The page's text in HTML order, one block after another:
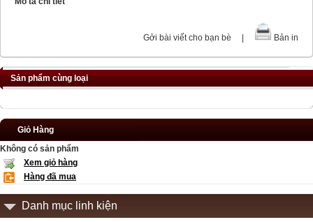
Gởi bài viết cho bạn bè Bản in
Sản phẩm cùng loại
Giỏ Hàng
Không có sản phẩm
Xem giỏ hàng
Hàng đã mua
Danh mục linh kiện